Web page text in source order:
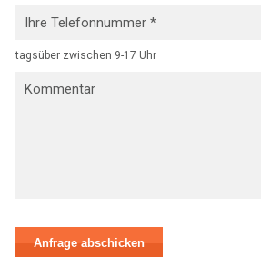
tagsüber zwischen 9-17 Uhr